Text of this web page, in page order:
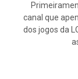
canal que
dos jogos da